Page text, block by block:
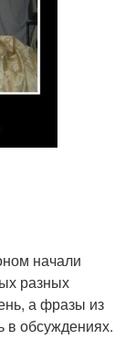
начали
разных
а фразы из
в обсуждениях.